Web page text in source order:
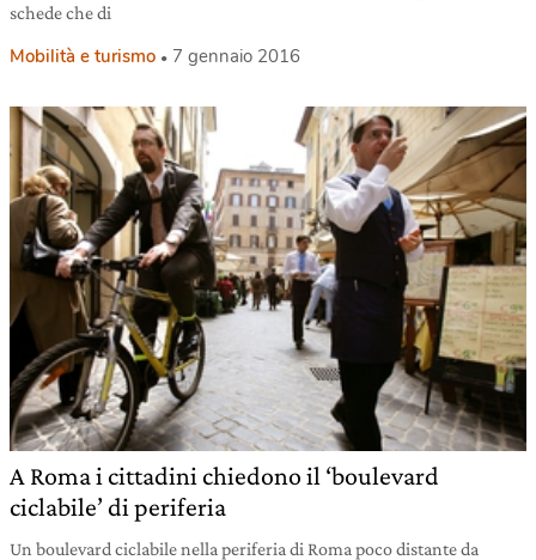
schede che di
Mobilità e turismo 7 gennaio 2016
A Roma i cittadini chiedono il ‘boulevard
ciclabile’ di periferia
Un boulevard ciclabile nella periferia di Roma poco distante da